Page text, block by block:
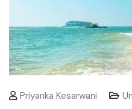
Priyanka Kesarwani